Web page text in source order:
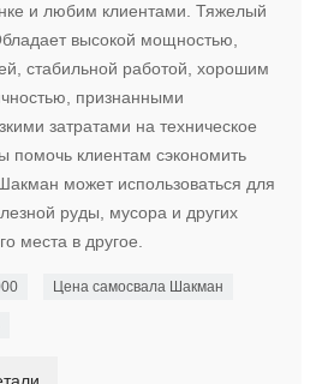
и любим клиентами. Тяжелый
высокой мощностью,
стабильной работой, хорошим
признанными
затратами на техническое
помочь клиентам сэкономить
может использоваться для
руды, мусора и других
места в другое.
Цена самосвала Шакман